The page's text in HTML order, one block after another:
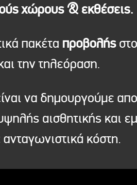
χώρους & εκθέσεις.
πακέτα προβολής στο
την τηλεόραση.
να δημουργούμε
αισθητικής και
κόστη.